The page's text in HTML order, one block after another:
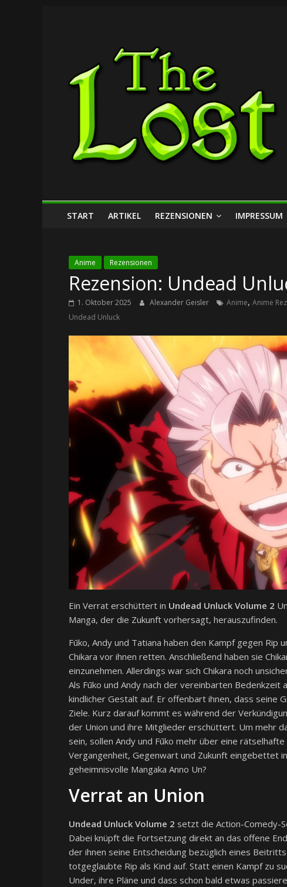
Lost
Dungeon
START ARTIKEL REZENSIONEN IMPRESSUM
Anime Rezensionen
Rezension: Undead
1. Oktober 2025 Alexander Geisler Anime, Anime
Undead Unluck
Ein Verrat erschüttert in Undead Unluck Volume 2
Manga, der die Zukunft vorhersagt, herauszufinden.
Fūko, Andy und Tatiana haben den Kampf gegen
Chikara vor ihnen retten. Anschließend haben sie
einzunehmen. Allerdings war sich Chikara noch
Als Fūko und Andy nach der vereinbarten
kindlicher Gestalt auf. Er offenbart ihnen, dass seine
Ziele. Kurz darauf kommt es während der
der Union und ihre Mitglieder erschüttert. Um mehr
sein, sollen Andy und Fūko mehr über eine
Vergangenheit, Gegenwart und Zukunft eingebettet
geheimnisvolle Mangaka Anno Un?
Verrat an Union
Undead Unluck Volume 2 setzt die Action-Comedy-
Dabei knüpft die Fortsetzung direkt an das offene
der ihnen seine Entscheidung bezüglich eines
totgeglaubte Rip als Kind auf. Statt einen Kampf zu
Under, ihre Pläne und dass schon bald etwas